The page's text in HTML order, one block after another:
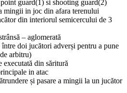
guard(1) si shooting guard(2)
mingii in joc din afara terenului
din interiorul semicercului de 3
– aglomerată
între doi jucători adverși pentru a pune
arbitru)
executată din săritură
in atac
și pasare a mingii la un jucător